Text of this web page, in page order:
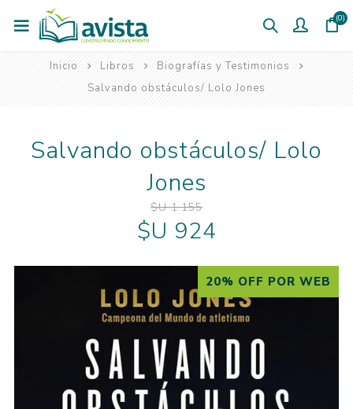
(0)
Inicio Libros
Biografías y Testimonios
Salvando obstáculos/ Lolo Jones
20% OFF POR WEB
Salvando obstáculos/ Lolo
Jones
$U 1.155
$U 924